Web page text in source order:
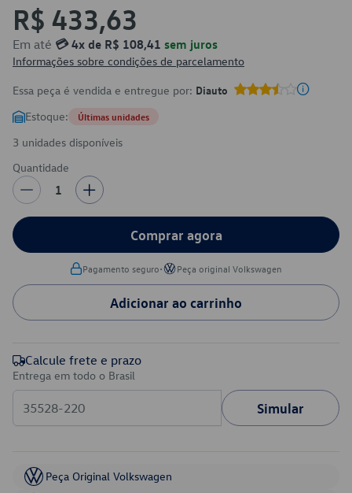
R$ 433,63
Em até 💳 4x de R$ 108,41 sem juros
Informações sobre condições de parcelamento
Essa peça é vendida e entregue por: Diauto
Estoque: Últimas unidades
3 unidades disponíveis
Quantidade
1
Comprar agora
Pagamento seguro• Peça original Volkswagen
Adicionar ao carrinho
Calcule frete e prazo
Entrega em todo o Brasil
Simular
Peça Original Volkswagen